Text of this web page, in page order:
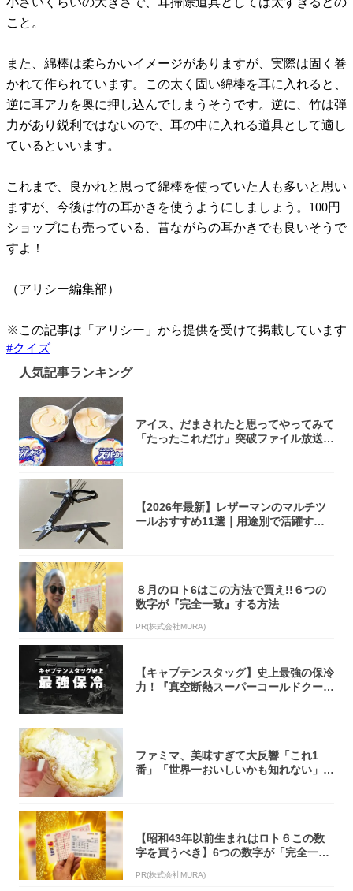
こと。
また、綿棒は柔らかいイメージがありますが、実際は固く巻
かれて作られています。この太く固い綿棒を耳に入れると、
逆に耳アカを奥に押し込んでしまうそうです。逆に、竹は弾
力があり鋭利ではないので、耳の中に入れる道具として適し
ているといいます。
これまで、良かれと思って綿棒を使っていた人も多いと思い
ますが、今後は竹の耳かきを使うようにしましょう。100円
ショップにも売っている、昔ながらの耳かきでも良いそうで
すよ！
（アリシー編集部）
※この記事は「アリシー」から提供を受けて掲載しています
#クイズ
人気記事ランキング
アイス、だまされたと思ってやってみて
「たったこれだけ」突破ファイル放送で
【2026年最新】レザーマンのマルチツ
ールおすすめ11選｜用途別で活躍する
８月のロト6はこの方法で買え!!６つの
数字が『完全一致』する方法
PR(株式会社MURA)
【キャプテンスタッグ】史上最強の保冷
力！『真空断熱スーパーコールドクーラ
ファミマ、美味すぎて大反響「これ1
番」「世界一おいしいかも知れない」
【昭和43年以前生まれはロト６この数
字を買うべき】6つの数字が「完全一
PR(株式会社MURA)